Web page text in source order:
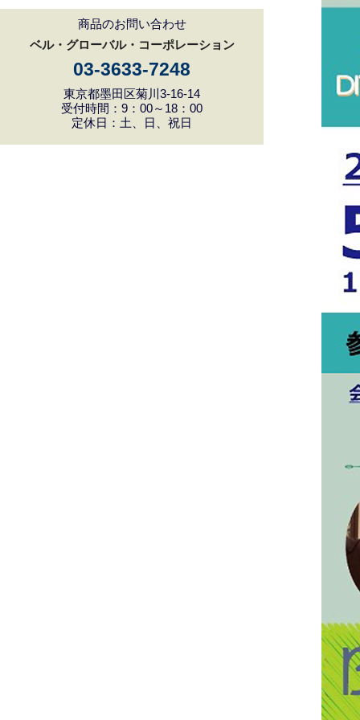
商品のお問い合わせ
ベル・グローバル・コーポレーション
03-3633-7248
東京都墨田区菊川3-16-14
受付時間：9：00～18：00
定休日：土、日、祝日